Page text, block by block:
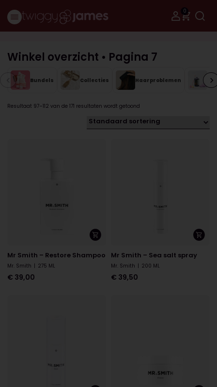
0
Winkel overzicht • Pagina 7
Bundels Collecties Haarproblemen
Resultaat 97–112 van de 171 resultaten wordt getoond
Mr Smith – Restore Shampoo
Mr. Smith | 275 ML
€ 39,00
Mr Smith – Sea salt spray
Mr. Smith | 200 ML
€ 39,50